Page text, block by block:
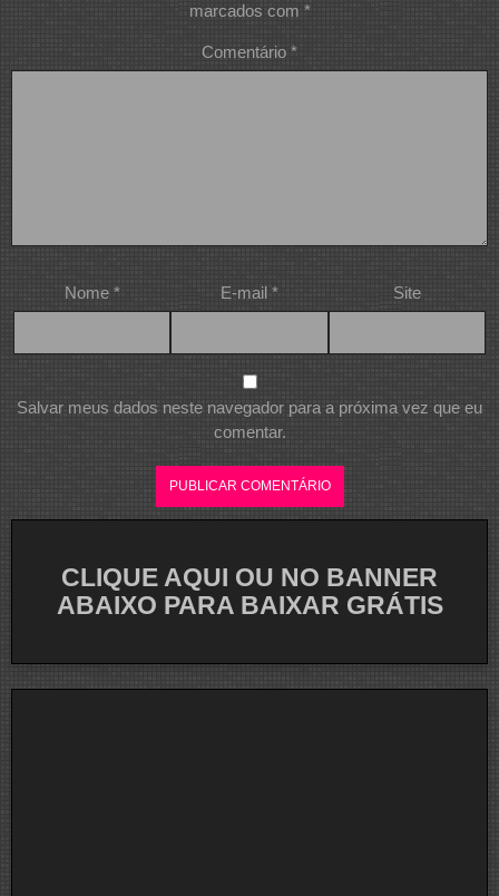
marcados com *
Comentário *
Nome * E-mail * Site
Salvar meus dados neste navegador para a próxima vez que eu
comentar.
CLIQUE AQUI OU NO BANNER
ABAIXO PARA BAIXAR GRÁTIS